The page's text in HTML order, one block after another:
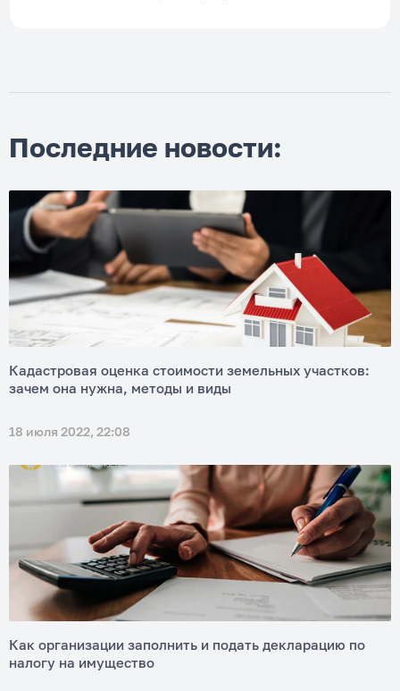
Последние новости:
Кадастровая оценка стоимости земельных участков:
зачем она нужна, методы и виды
18 июля 2022, 22:08
Как организации заполнить и подать декларацию по
налогу на имущество